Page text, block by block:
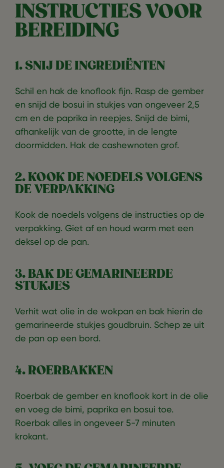
INSTRUCTIES VOOR
BEREIDING
1. SNIJ DE INGREDIËNTEN
Schil en hak de knoflook fijn. Rasp de gember
en snijd de bosui in stukjes van ongeveer 2,5
cm en de paprika in reepjes. Snijd de bimi,
afhankelijk van de grootte, in de lengte
doormidden. Hak de cashewnoten grof.
2. KOOK DE NOEDELS VOLGENS
DE VERPAKKING
Kook de noedels volgens de instructies op de
verpakking. Giet af en houd warm met een
deksel op de pan.
3. BAK DE GEMARINEERDE
STUKJES
Verhit wat olie in de wokpan en bak hierin de
gemarineerde stukjes goudbruin. Schep ze uit
de pan op een bord.
4. ROERBAKKEN
Roerbak de gember en knoflook kort in de olie
en voeg de bimi, paprika en bosui toe.
Roerbak alles in ongeveer 5-7 minuten
krokant.